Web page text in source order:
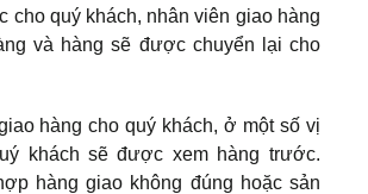
cho quý khách, nhân viên giao hàng
và hàng sẽ được chuyển lại cho
hàng cho quý khách, ở một số vị
khách sẽ được xem hàng trước.
hàng giao không đúng hoặc sản